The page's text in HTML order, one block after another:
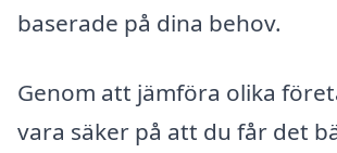
baserade på dina behov.
Genom att jämföra olika
vara säker på att du får det